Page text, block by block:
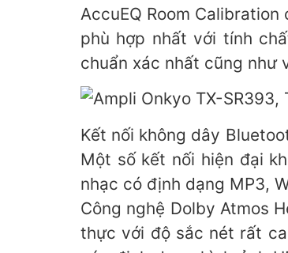
AccuEQ Room
phù hợp nhất với tính
chuẩn xác nhất cũng như
Kết nối không dây
Một số kết nối hiện đại
nhạc có định dạng MP3,
Công nghệ Dolby Atmos
thực với độ sắc nét rất